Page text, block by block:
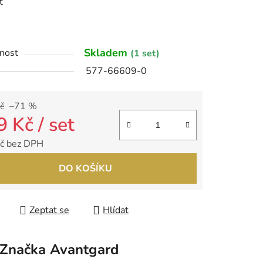
Skladem (1 set)
577-66609-0
–71 %
Kč/ set
bez DPH
DO KOŠÍKU
Zeptat se Hlídat
Značka Avantgard